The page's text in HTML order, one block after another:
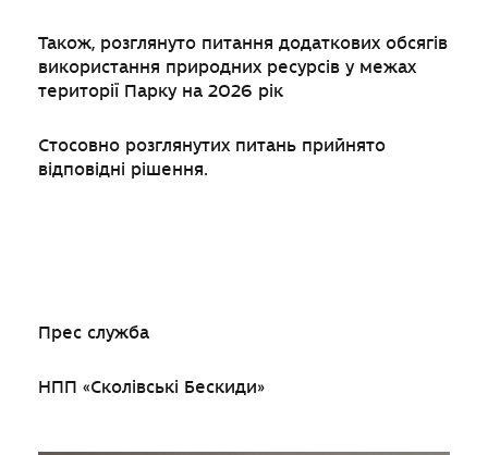
Також, розглянуто питання додаткових обсягів
використання природних ресурсів у межах
території Парку на 2026 рік
Стосовно розглянутих питань прийнято
відповідні рішення.
Прес служба
НПП «Сколівські Бескиди»